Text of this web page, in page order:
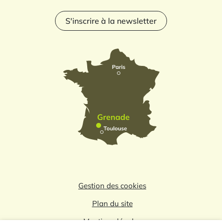
S'inscrire à la newsletter
Gestion des cookies
Plan du site
Mentions légales